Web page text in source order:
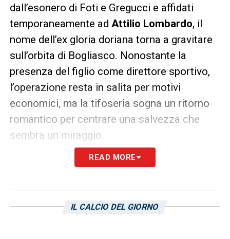
dall’esonero di Foti e Gregucci e affidati
temporaneamente ad Attilio Lombardo, il
nome dell’ex gloria doriana torna a gravitare
sull’orbita di Bogliasco. Nonostante la
presenza del figlio come direttore sportivo,
l’operazione resta in salita per motivi
economici, ma la tifoseria sogna un ritorno
romantico per centrare una salvezza che
sembra un miraggio.
READ MORE
IL CALCIO DEL GIORNO